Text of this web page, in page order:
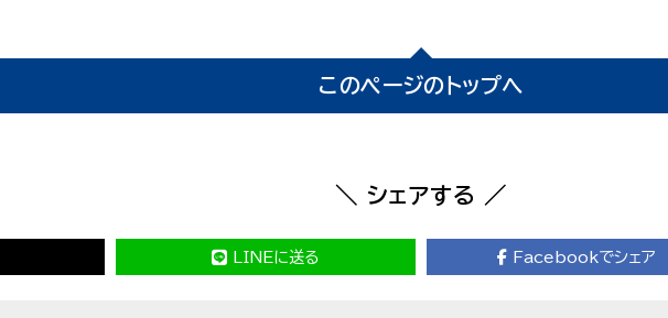
このページのトップへ
＼ シェアする ／
LINEに送る Facebookでシェア